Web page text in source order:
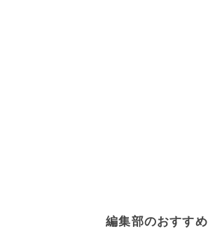
編集部のおすすめ